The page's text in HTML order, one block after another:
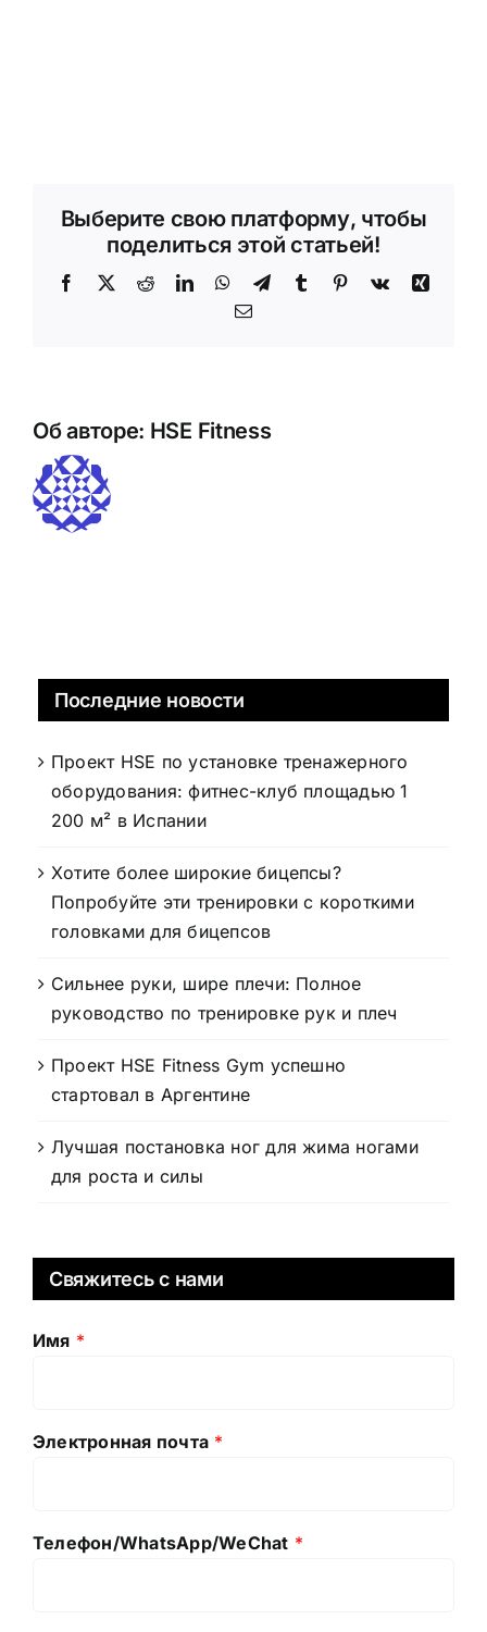
Выберите свою платформу, чтобы
поделиться этой статьей!
Facebook
X RedditLinkedInWhatsApp
TelegramTumblr Pinterest
Vk
Синь
Электронная
Об авторе: HSE Fitness
Последние новости
Проект HSE по установке тренажерного
оборудования: фитнес-клуб площадью 1
200 м² в Испании
Хотите более широкие бицепсы?
Попробуйте эти тренировки с короткими
головками для бицепсов
Сильнее руки, шире плечи: Полное
руководство по тренировке рук и плеч
Проект HSE Fitness Gym успешно
стартовал в Аргентине
Лучшая постановка ног для жима ногами
для роста и силы
Свяжитесь с нами
Имя *
Электронная почта *
Телефон/WhatsApp/WeChat *